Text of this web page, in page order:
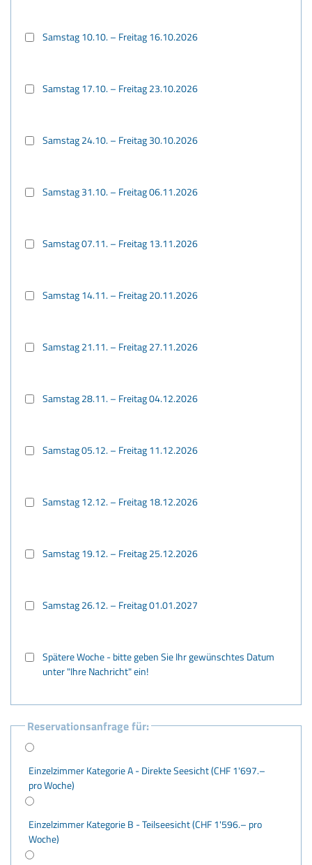
Samstag 10.10. – Freitag 16.10.2026
Samstag 17.10. – Freitag 23.10.2026
Samstag 24.10. – Freitag 30.10.2026
Samstag 31.10. – Freitag 06.11.2026
Samstag 07.11. – Freitag 13.11.2026
Samstag 14.11. – Freitag 20.11.2026
Samstag 21.11. – Freitag 27.11.2026
Samstag 28.11. – Freitag 04.12.2026
Samstag 05.12. – Freitag 11.12.2026
Samstag 12.12. – Freitag 18.12.2026
Samstag 19.12. – Freitag 25.12.2026
Samstag 26.12. – Freitag 01.01.2027
Spätere Woche - bitte geben Sie Ihr gewünschtes Datum
unter "Ihre Nachricht" ein!
Reservationsanfrage für:
Einzelzimmer Kategorie A - Direkte Seesicht (CHF 1'697.–
pro Woche)
Einzelzimmer Kategorie B - Teilseesicht (CHF 1'596.– pro
Woche)